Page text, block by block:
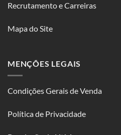
Recrutamento e Carreiras
Mapa do Site
MENÇÕES LEGAIS
Condições Gerais de Venda
Política de Privacidade